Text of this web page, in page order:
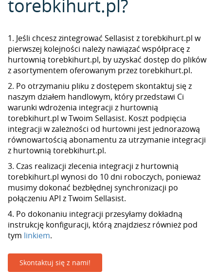
torebkihurt.pl?
1. Jeśli chcesz zintegrować Sellasist z torebkihurt.pl w
pierwszej kolejności należy nawiązać współpracę z
hurtownią torebkihurt.pl, by uzyskać dostęp do plików
z asortymentem oferowanym przez torebkihurt.pl.
2. Po otrzymaniu pliku z dostępem skontaktuj się z
naszym działem handlowym, który przedstawi Ci
warunki wdrożenia integracji z hurtownią
torebkihurt.pl w Twoim Sellasist. Koszt podpięcia
integracji w zależności od hurtowni jest jednorazową
równowartością abonamentu za utrzymanie integracji
z hurtownią torebkihurt.pl.
3. Czas realizacji zlecenia integracji z hurtownią
torebkihurt.pl wynosi do 10 dni roboczych, ponieważ
musimy dokonać bezbłędnej synchronizacji po
połączeniu API z Twoim Sellasist.
4. Po dokonaniu integracji przesyłamy dokładną
instrukcję konfiguracji, którą znajdziesz również pod
tym linkiem.
Skontaktuj się z nami!